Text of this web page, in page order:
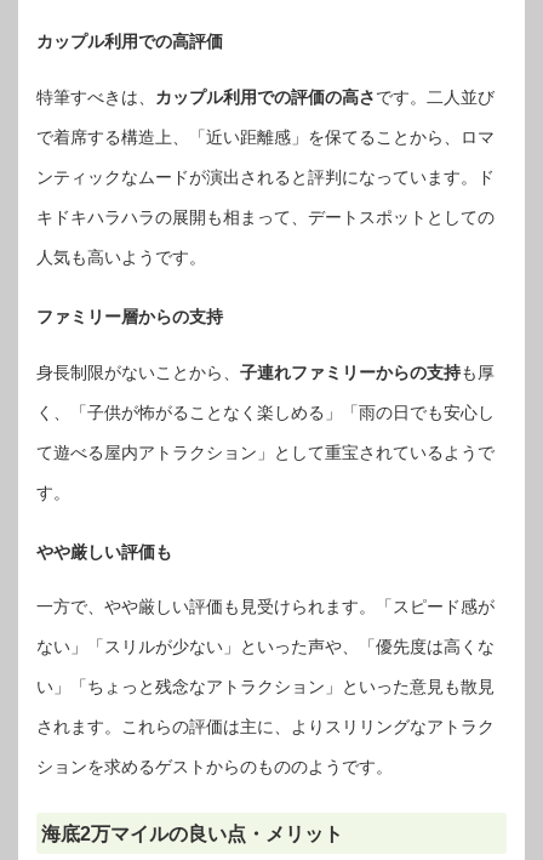
カップル利用での高評価
特筆すべきは、 カップル利用での評価の高さです。二人並び
で着席する構造上、「近い距離感」を保てることから、ロマ
ンティックなムードが演出されると評判になっています。ド
キドキハラハラの展開も相まって、デートスポットとしての
人気も高いようです。
ファミリー層からの支持
身長制限がないことから、 子連れファミリーからの支持も厚
く、「子供が怖がることなく楽しめる」「雨の日でも安心し
て遊べる屋内アトラクション」として重宝されているようで
す。
やや厳しい評価も
一方で、やや厳しい評価も見受けられます。「スピード感が
ない」「スリルが少ない」といった声や、「優先度は高くな
い」「ちょっと残念なアトラクション」といった意見も散見
されます。これらの評価は主に、よりスリリングなアトラク
ションを求めるゲストからのもののようです。
海底2万マイルの良い点・メリット